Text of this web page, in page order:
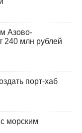
Азово-
240 млн рублей
порт-хаб
морским